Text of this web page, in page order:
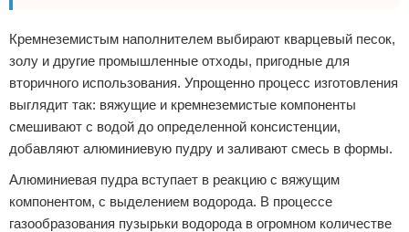
Кремнеземистым наполнителем выбирают кварцевый песок,
золу и другие промышленные отходы, пригодные для
вторичного использования. Упрощенно процесс изготовления
выглядит так: вяжущие и кремнеземистые компоненты
смешивают с водой до определенной консистенции,
добавляют алюминиевую пудру и заливают смесь в формы.
Алюминиевая пудра вступает в реакцию с вяжущим
компонентом, с выделением водорода. В процессе
газообразования пузырьки водорода в огромном количестве